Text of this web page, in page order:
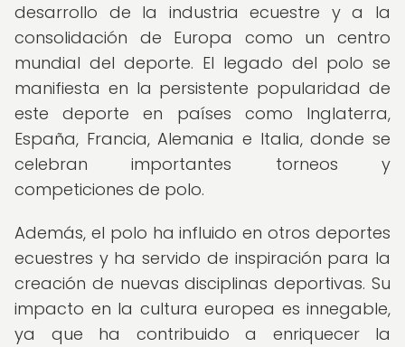
desarrollo de la industria ecuestre y a la
consolidación de Europa como un centro
mundial del deporte. El legado del polo se
manifiesta en la persistente popularidad de
este deporte en países como Inglaterra,
España, Francia, Alemania e Italia, donde se
celebran importantes torneos y
competiciones de polo.
Además, el polo ha influido en otros deportes
ecuestres y ha servido de inspiración para la
creación de nuevas disciplinas deportivas. Su
impacto en la cultura europea es innegable,
ya que ha contribuido a enriquecer la